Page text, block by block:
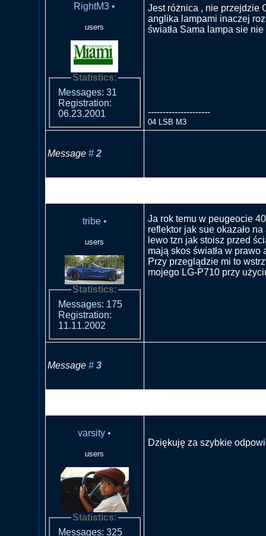
RightM3 •
users
Statistics:
Messages: 31
Registration:
06.23.2001
Jest różnica , nie przejdzie
anglika lampami inaczej
światła Sama lampa sie nie
---------------------
04 LSB M3
Message # 2
tribe •
users
Statistics:
Messages: 175
Registration:
11.11.2002
Ja rok temu w peugeocie
reflektor jak sue okazało
lewo tzn jak stoisz przed
mają skos światła w prawo
Przy przeglądzie mi to
mojego LG-P710 przy
Message # 3
varsity •
users
Statistics:
Messages: 325
Dziękuję za szybkie